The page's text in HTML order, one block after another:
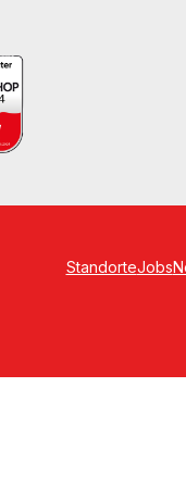
StandorteJobs